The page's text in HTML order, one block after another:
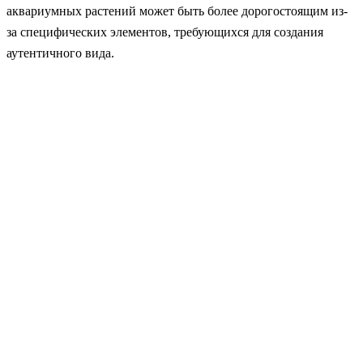
аквариумных растений может быть более дорогостоящим из-
за специфических элементов, требующихся для создания
аутентичного вида.